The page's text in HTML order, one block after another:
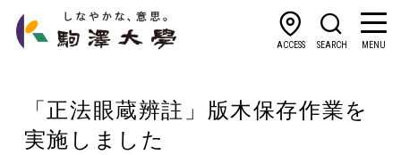
ACCESS SEARCH MENU
「正法眼蔵辨註」版木保存作業を
実施しました